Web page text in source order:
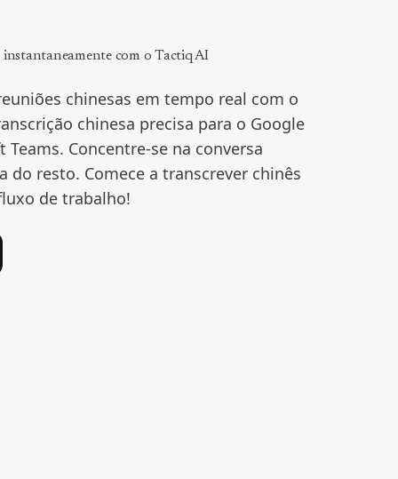
instantaneamente com o Tactiq AI
chinesas em tempo real com o
chinesa precisa para o Google
Concentre-se na conversa
do resto. Comece a transcrever chinês
de trabalho!